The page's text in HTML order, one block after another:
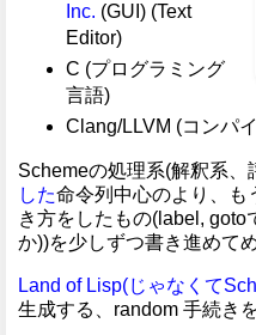
Inc. (GUI) (Text
Editor)
C (プログラミング
言語)
Clang/LLVM (コンパ
Schemeの処理系(解釈系、
した命令列中心のより、も
き方をしたもの(label, goto
か))を少しずつ書き進めて
Land of Lisp(じゃなくて
生成する、random 手続き